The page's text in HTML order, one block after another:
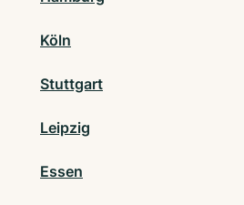
Köln
Stuttgart
Leipzig
Essen